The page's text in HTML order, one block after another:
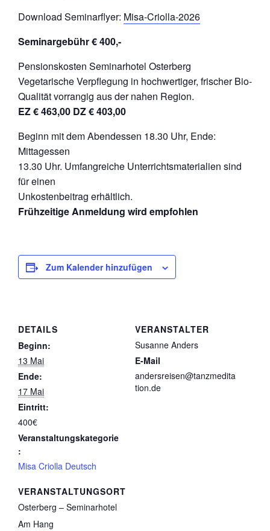
Download Seminarflyer: Misa-Criolla-2026
Seminargebühr € 400,-
Pensionskosten Seminarhotel Osterberg
Vegetarische Verpflegung in hochwertiger, frischer Bio-
Qualität vorrangig aus der nahen Region.
EZ € 463,00 DZ € 403,00
Beginn mit dem Abendessen 18.30 Uhr, Ende:
Mittagessen
13.30 Uhr. Umfangreiche Unterrichtsmaterialien sind
für einen
Unkostenbeitrag erhältlich.
Frühzeitige Anmeldung wird empfohlen
Zum Kalender hinzufügen
DETAILS
Beginn:
13 Mai
Ende:
17 Mai
Eintritt:
400€
Veranstaltungskategorie
:
Misa Criolla Deutsch
VERANSTALTUNGSORT
Osterberg – Seminarhotel
Am Hang
VERANSTALTER
Susanne Anders
E-Mail
andersreisen@tanzmedita
tion.de